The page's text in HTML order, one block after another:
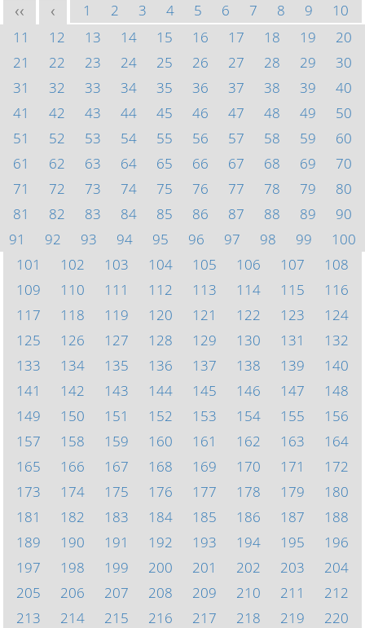
<< < 1 2 3 4 5 6 7 8 9
10
11
12 13 14 15 16 17 18 19
20
21
22 23 24 25 26 27 28 29
30
31
32 33 34 35 36 37 38 39
40
41
42 43 44 45 46 47 48 49
50
51
52 53 54 55 56 57 58 59
60
61
62 63 64 65 66 67 68 69
70
71
72 73 74 75 76 77 78 79
80
81
82 83 84 85 86 87 88 89
90
91
92 93 94 95 96 97 98 99
100
101
102 103 104 105 106 107
108
109
110 111 112 113 114 115
116
117
118 119 120 121 122 123
124
125
126 127 128 129 130 131
132
133
134 135 136 137 138 139
140
141
142 143 144 145 146 147
148
149
150 151 152 153 154 155
156
157
158 159 160 161 162 163
164
165
166 167 168 169 170 171
172
173
174 175 176 177 178 179
180
181
182 183 184 185 186 187
188
189
190 191 192 193 194 195
196
197
198 199 200 201 202 203
204
205
206 207 208 209 210 211
212
213
214 215 216 217 218 219
220